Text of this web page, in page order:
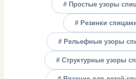
# Простые узоры
# Резинки
# Рельефные узоры
# Структурные узоры